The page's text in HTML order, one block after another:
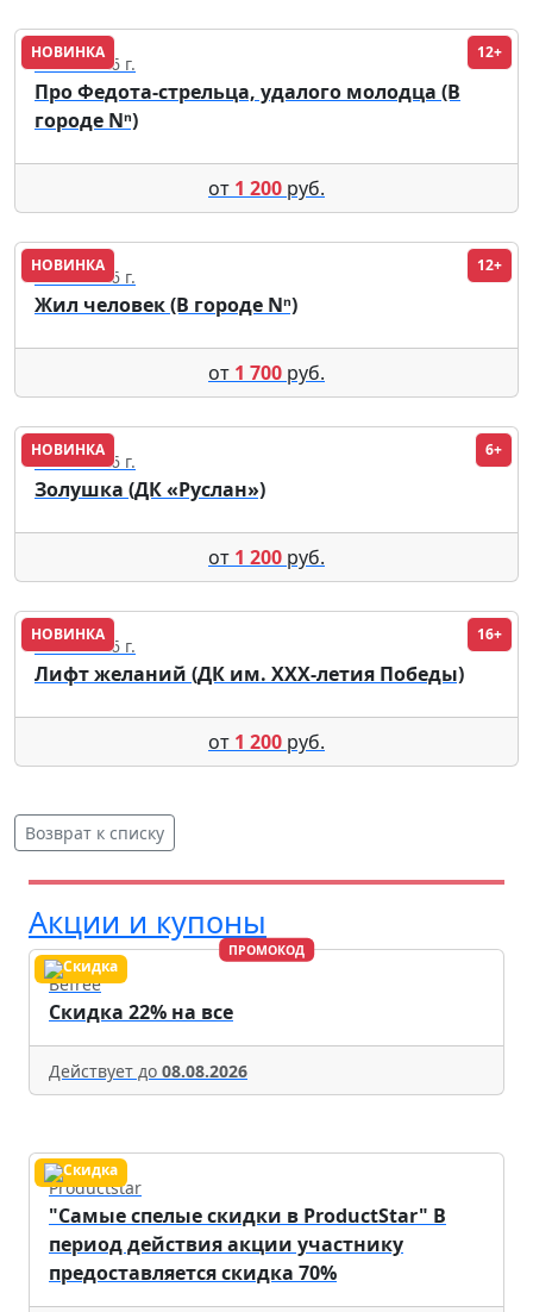
НОВИНКА 12+
13.08.2026 г.
Про Федота-стрельца, удалого молодца (В
городе Nⁿ)
от 1 200 руб.
НОВИНКА 12+
21.08.2026 г.
Жил человек (В городе Nⁿ)
от 1 700 руб.
НОВИНКА 6+
21.10.2026 г.
Золушка (ДК «Руслан»)
от 1 200 руб.
НОВИНКА 16+
12.11.2026 г.
Лифт желаний (ДК им. XXX-летия Победы)
от 1 200 руб.
Возврат к списку
Акции и купоны
ПРОМОКОД
Befree
Скидка 22% на все
Действует до 08.08.2026
Productstar
"Самые спелые скидки в ProductStar" В
период действия акции участнику
предоставляется скидка 70%